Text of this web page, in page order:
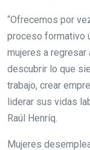
“Ofrecemos por
proceso formativo
mujeres a regresar
descubrir lo que
trabajo, crear
liderar sus vidas
Raúl Henríq.
Mujeres